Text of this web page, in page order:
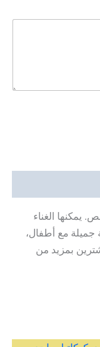
يمكنها الغناء
جميلة مع أطفال،
بمزيد من